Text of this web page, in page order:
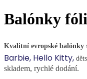
Balónky
Kvalitní evropské balónky
Barbie, Hello Kitty,
skladem, rychlé dodání.